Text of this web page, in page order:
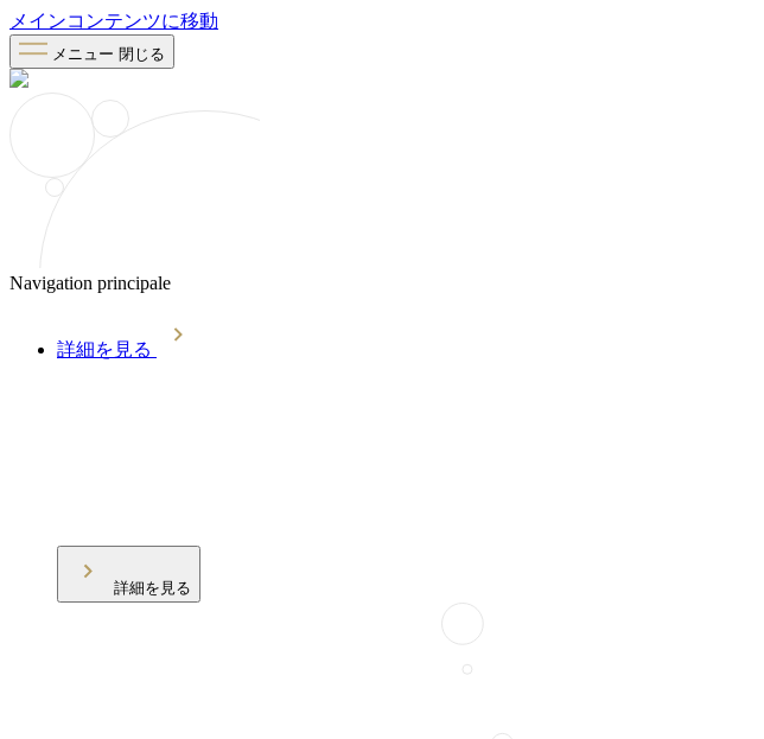
メインコンテンツに移動
メニュー 閉じる
Navigation principale
詳細を見る
詳細を見る